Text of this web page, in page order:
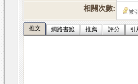
相關次數: 被
推文 網路書籤 推薦 評分 引